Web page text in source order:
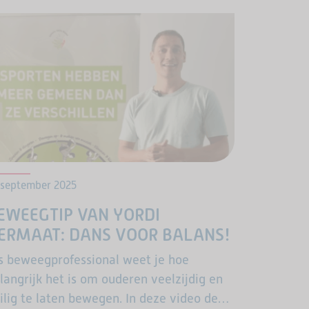
2025
VAN YORDI
DANS VOOR BALANS!
beweegprofessional weet je hoe
het is om ouderen veelzijdig en
te laten bewegen. In deze video deelt